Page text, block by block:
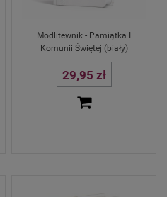
Modlitewnik - Pamiątka I
Komunii Świętej (biały)
29,95 zł